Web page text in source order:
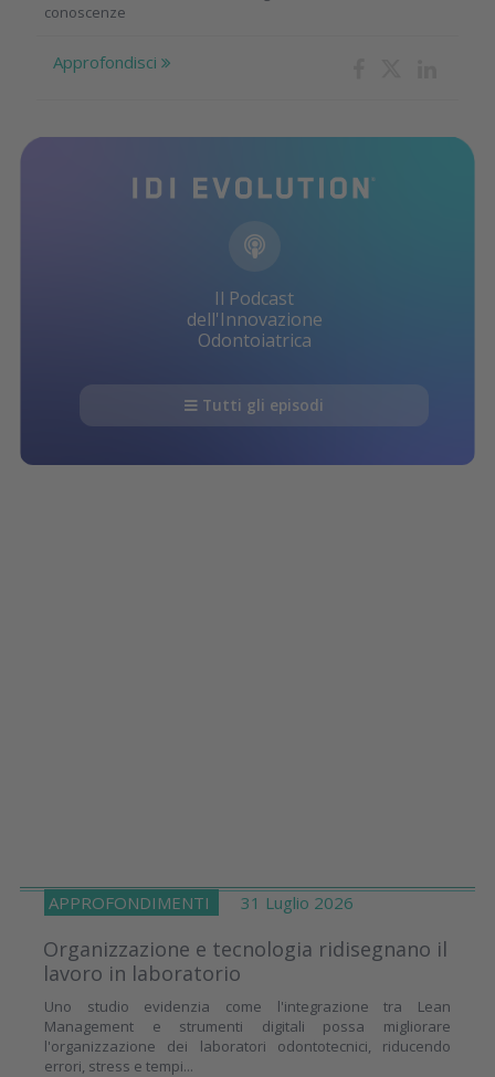
conoscenze
Approfondisci
Il Podcast
dell'Innovazione
Odontoiatrica
Tutti gli episodi
APPROFONDIMENTI 31 Luglio 2026
Organizzazione e tecnologia ridisegnano il
lavoro in laboratorio
Uno studio evidenzia come l'integrazione tra Lean
Management e strumenti digitali possa migliorare
l'organizzazione dei laboratori odontotecnici, riducendo
errori, stress e tempi...